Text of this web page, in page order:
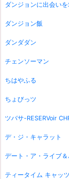
ダンジョンに出会い
ダンジョン飯
ダンダダン
チェンソーマン
ちはやふる
ちょびっツ
ツバサ-RESERVoir
デ・ジ・キャラット
デート・ア・ライブ＆
ティータイム キャッツ